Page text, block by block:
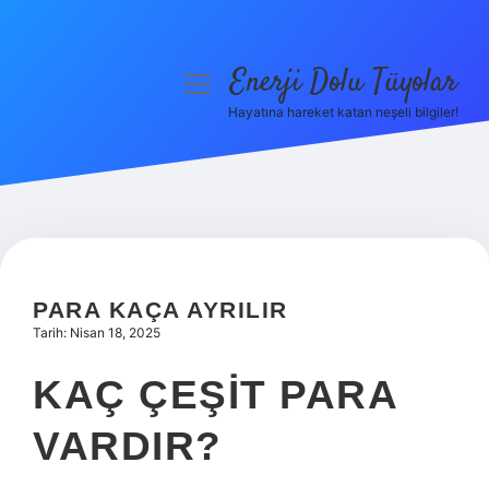
Hakkımızda
menüyüEnerji Dolu Tüyolar
Hayatına hareket katan neşeli bilgiler!
PARA KAÇA AYRILIR
Tarih: Nisan 18, 2025
KAÇ ÇEŞIT PARA
VARDIR?